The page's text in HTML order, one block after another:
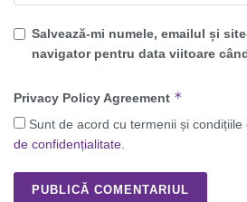
Salvează-mi numele, emailul și
navigator pentru data viitoare
Privacy Policy Agreement *
Sunt de acord cu termenii și condițiile
de confidențialitate.